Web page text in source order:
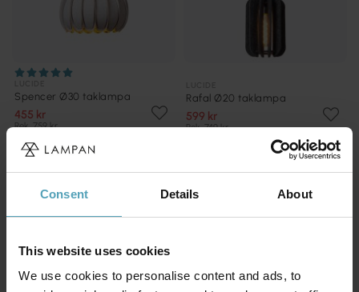
Consent Details About
This website uses cookies
We use cookies to personalise content and ads, to
Spencer Ø30 taklampa
455 kr
Rek. 759 kr
Rafal Ø20 taklampa
599 kr
Rek. 749 kr
KAMPANJ KAMPANJ